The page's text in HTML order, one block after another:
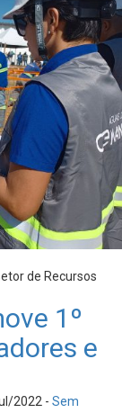
de Recursos
1º
e
2022 - Sem